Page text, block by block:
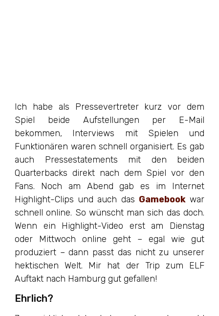
Ich habe als Pressevertreter kurz vor dem
Spiel beide Aufstellungen per E-Mail
bekommen, Interviews mit Spielen und
Funktionären waren schnell organisiert. Es gab
auch Pressestatements mit den beiden
Quarterbacks direkt nach dem Spiel vor den
Fans. Noch am Abend gab es im Internet
Highlight-Clips und auch das Gamebookwar
schnell online. So wünscht man sich das doch.
Wenn ein Highlight-Video erst am Dienstag
oder Mittwoch online geht – egal wie gut
produziert – dann passt das nicht zu unserer
hektischen Welt. Mir hat der Trip zum ELF
Auftakt nach Hamburg gut gefallen!
Ehrlich?